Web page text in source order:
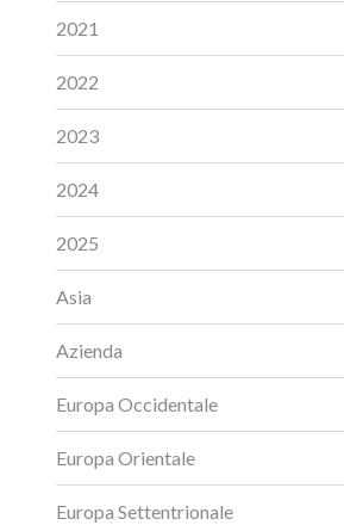
2021
2022
2023
2024
2025
Asia
Azienda
Europa Occidentale
Europa Orientale
Europa Settentrionale